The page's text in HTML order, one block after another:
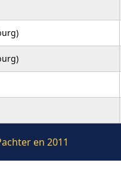
en 2011